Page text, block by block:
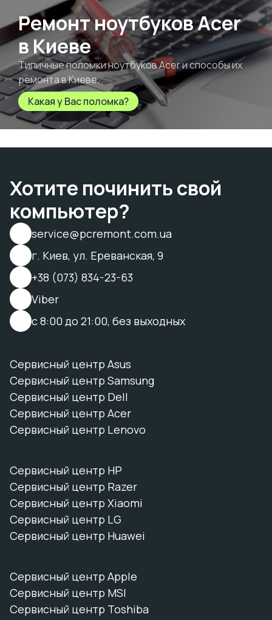
Ремонт ноутбуков Acer
в Киеве
Типичные поломки ноутбуков Acer и способы их
ремонта в Киеве.
Какая у Вас поломка?
Хотите починить свой
компьютер?
service@pcremont.com.ua
г. Киев, ул. Ереванская, 9
+38 (073) 834-23-63
Viber
с 8:00 до 21:00, без выходных
Сервисный центр Asus
Сервисный центр Samsung
Сервисный центр Dell
Сервисный центр Acer
Сервисный центр Lenovo
Сервисный центр HP
Сервисный центр Razer
Сервисный центр Xiaomi
Сервисный центр LG
Сервисный центр Huawei
Сервисный центр Apple
Сервисный центр MSI
Сервисный центр Toshiba